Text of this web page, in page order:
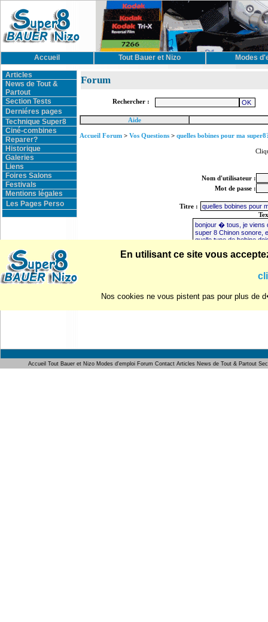
Accueil Tout Bauer et Nizo Modes
Articles
News de Tout &
Partout
Section Tests
Derniéres pages
Technique Super8
Ciné-combines
Reparer?
Historique
Galeries
Liens
Foires Salons
Festivals
Mentions légales
Les Pages Perso
Forum
Rechercher :
Aide
Accueil Forum > Vos Questions > quelles bobines pour ma
Nom d'utilisateur :
Mot de passe :
Titre :
Accueil Tout Bauer et Nizo Modes d'emploi Forum Contact Articles News de Tout & Partout
En utilisant ce site vous
Nos cookies ne vous pistent pas pour plus